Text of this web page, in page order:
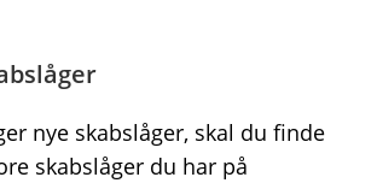
nye skabslåger, skal du finde
skabslåger du har på